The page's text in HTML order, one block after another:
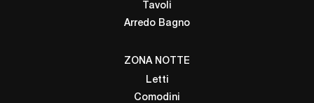
Tavoli
Arredo Bagno
ZONA NOTTE
Letti
Comodini